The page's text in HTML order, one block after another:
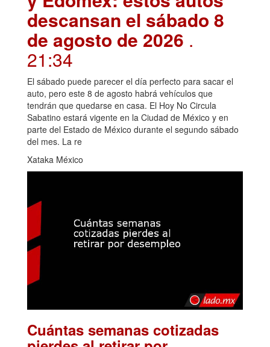
descansan el sábado 8
de agosto de 2026 .
21:34
El sábado puede parecer el día perfecto para sacar el
auto, pero este 8 de agosto habrá vehículos que
tendrán que quedarse en casa. El Hoy No Circula
Sabatino estará vigente en la Ciudad de México y en
parte del Estado de México durante el segundo sábado
del mes. La re
Xataka México
Cuántas semanas cotizadas